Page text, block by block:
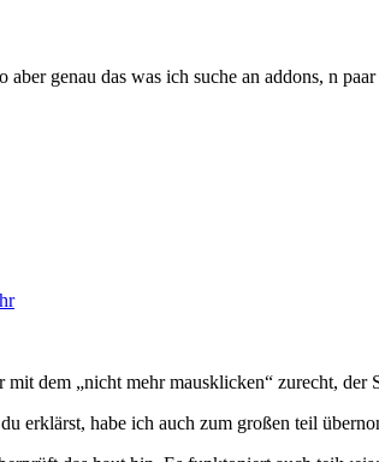
aber genau das was ich suche an addons, n
dem „nicht mehr mausklicken“ zurecht,
erklärst, habe ich auch zum großen teil